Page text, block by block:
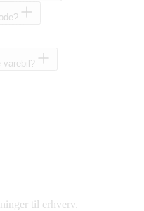
til erhverv.